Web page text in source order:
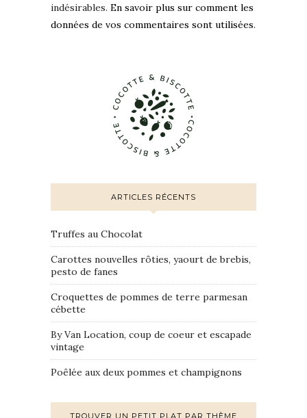
indésirables. En savoir plus sur comment les
données de vos commentaires sont utilisées.
ARTICLES RÉCENTS
Truffes au Chocolat
Carottes nouvelles rôties, yaourt de brebis,
pesto de fanes
Croquettes de pommes de terre parmesan
cébette
By Van Location, coup de coeur et escapade
vintage
Poêlée aux deux pommes et champignons
TROUVER UN PETIT PLAT PAR THÈME